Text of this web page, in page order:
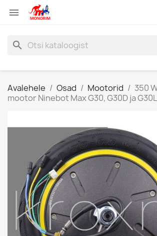

search
Avalehele Osad Mootorid
350
mootor Ninebot Max G30, G30D ja